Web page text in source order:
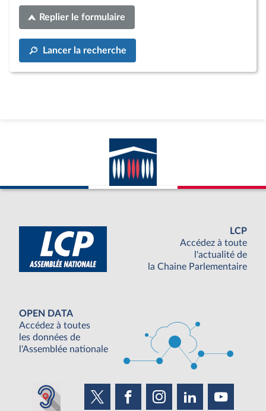
Replier le formulaire
Lancer la recherche
LCP
Accédez à toute
l'actualité de
la Chaine Parlementaire
OPEN DATA
Accédez à toutes
les données de
l'Assemblée nationale